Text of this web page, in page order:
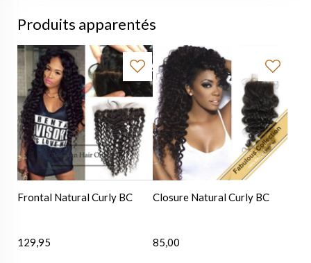
Produits apparentés
Frontal Natural Curly BC
129,95
Closure Natural Curly BC
85,00